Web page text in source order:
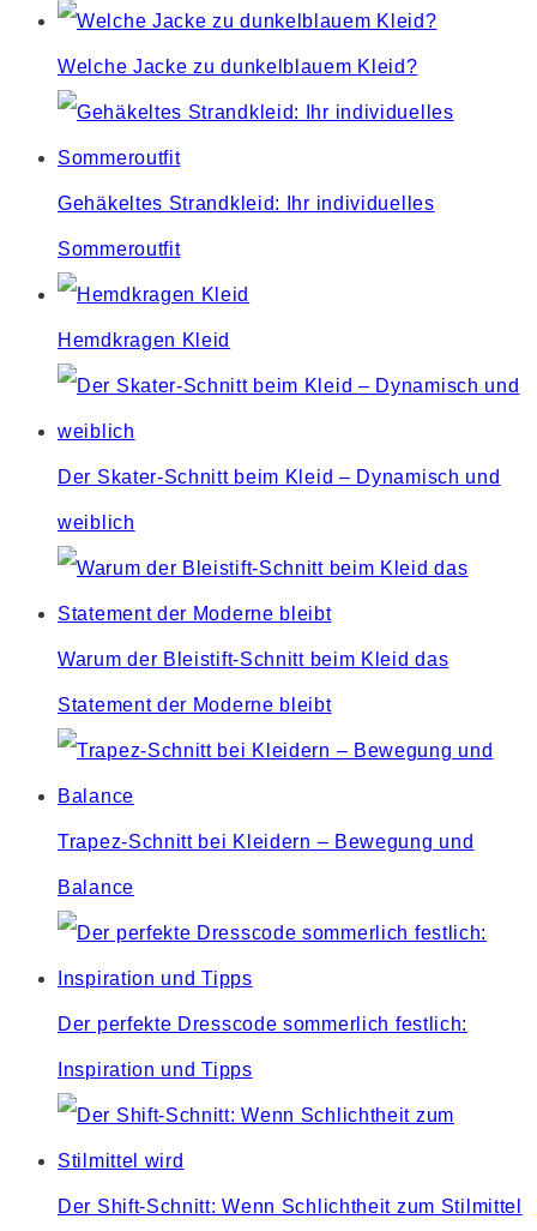
Welche Jacke zu dunkelblauem Kleid?
Gehäkeltes Strandkleid: Ihr individuelles
Sommeroutfit
Hemdkragen Kleid
Der Skater-Schnitt beim Kleid – Dynamisch und
weiblich
Warum der Bleistift-Schnitt beim Kleid das
Statement der Moderne bleibt
Trapez-Schnitt bei Kleidern – Bewegung und
Balance
Der perfekte Dresscode sommerlich festlich:
Inspiration und Tipps
Der Shift-Schnitt: Wenn Schlichtheit zum Stilmittel